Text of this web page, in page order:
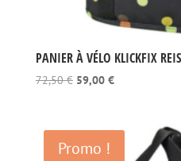
PANIER À VÉLO KLICKFIX
72,50€ Le
était :
72,50 €.
59,00 €Le
est :
59,00 €.
Promo !